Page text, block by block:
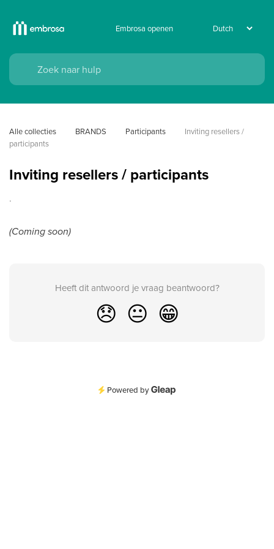
Embrosa openen
Alle collecties BRANDS Participants
Inviting resellers /
participants
Inviting resellers / participants
.
(Coming soon)
Heeft dit antwoord je vraag beantwoord?
😞 😐 😁
Powered by